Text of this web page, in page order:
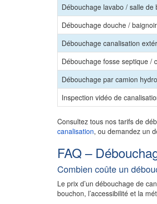
Débouchage lavabo / salle de
Débouchage douche /
Débouchage canalisation
Débouchage fosse septique /
Débouchage par camion
Inspection vidéo de
Consultez tous nos tarifs de
canalisation, ou demandez un
FAQ –
Combien coûte un
Le prix d’un débouchage de
bouchon, l’accessibilité et la